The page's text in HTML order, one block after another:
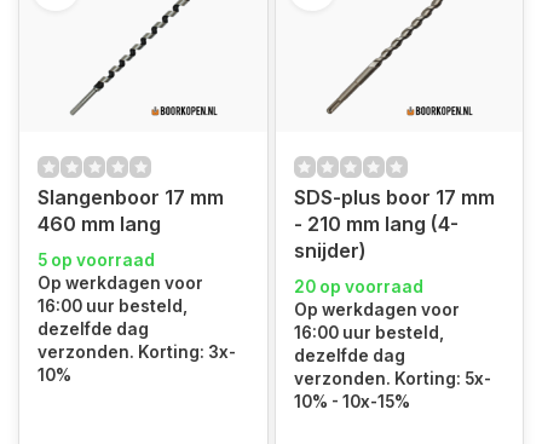
Slangenboor 17 mm
460 mm lang
5 op voorraad
Op werkdagen voor
16:00 uur besteld,
dezelfde dag
verzonden. Korting: 3x-
10%
SDS-plus boor 17 mm
- 210 mm lang (4-
snijder)
20 op voorraad
Op werkdagen voor
16:00 uur besteld,
dezelfde dag
verzonden. Korting: 5x-
10% - 10x-15%